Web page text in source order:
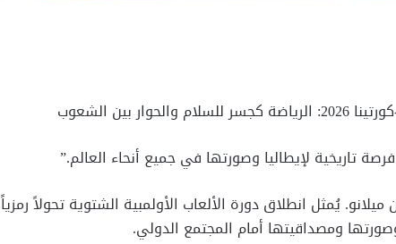
تاريخية لإيطاليا وصورتها في جميع أنحاء العالم.”
العالم من ميلانو. يُمثل انطلاق دورة الألعاب الأولمبية الشتوية تحولاً رمزياً
ومصداقيتها أمام المجتمع الدولي.